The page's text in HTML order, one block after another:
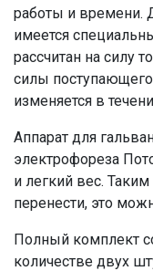
работы и времени.
имеется
рассчитан на силу
силы поступающего
изменяется в
Аппарат для
электрофореза
и легкий вес.
перенести, это
Полный комплект
количестве двух